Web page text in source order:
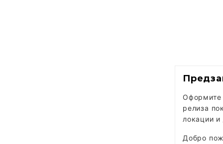
Оформите
релиза
локации
Добро